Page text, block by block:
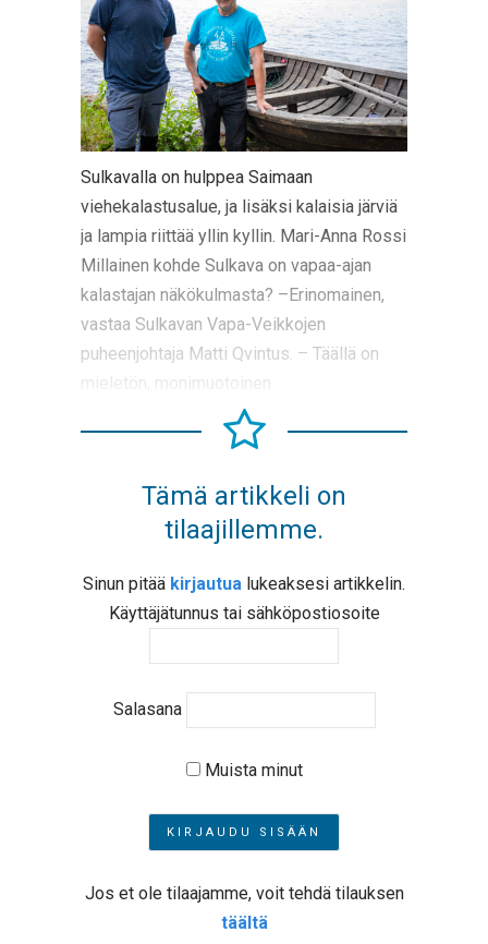
Sulkavalla on hulppea Saimaan
viehekalastusalue, ja lisäksi kalaisia järviä
ja lampia riittää yllin kyllin. Mari-Anna Rossi
Millainen kohde Sulkava on vapaa-ajan
kalastajan näkökulmasta? –Erinomainen,
vastaa Sulkavan Vapa-Veikkojen
puheenjohtaja Matti Qvintus. – Täällä on
mieletön, monimuotoinen
Tämä artikkeli on
tilaajillemme.
Sinun pitää kirjautua lukeaksesi artikkelin.
Käyttäjätunnus tai sähköpostiosoite
Salasana
Muista minut
Jos et ole tilaajamme, voit tehdä tilauksen
täältä